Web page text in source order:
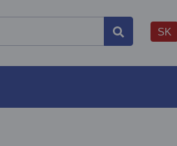
SK
Hľadať